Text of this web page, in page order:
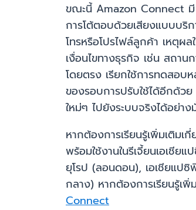
ขณะนี้ Amazon Connect มี
การโต้ตอบด้วยเสียงแบบบริ
โทรหรือโปรไฟล์ลูกค้า เหตุผ
เงื่อนไขทางธุรกิจ เช่น สถา
โดยตรง เรียกใช้การทดสอบ
ของรอบการปรับใช้ได้อีกด้ว
ใหม่ๆ ไปยังระบบจริงได้อย่าง
หากต้องการเรียนรู้เพิ่มเติมเ
พร้อมใช้งานในรีเจี้ยนเอเชี
ยุโรป (ลอนดอน), เอเชียแป
กลาง) หากต้องการเรียนรู้เ
Connect